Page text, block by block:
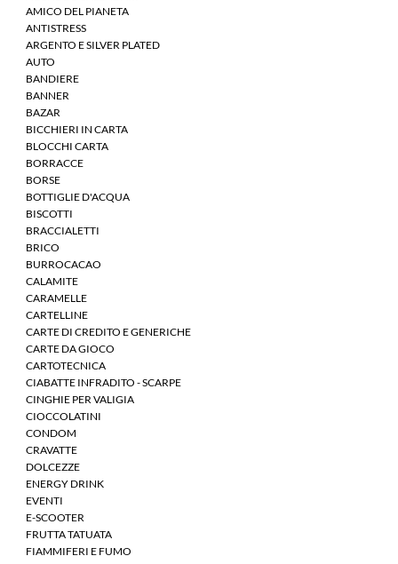
AMICO DEL PIANETA
ANTISTRESS
ARGENTO E SILVER PLATED
AUTO
BANDIERE
BANNER
BAZAR
BICCHIERI IN CARTA
BLOCCHI CARTA
BORRACCE
BORSE
BOTTIGLIE D'ACQUA
BISCOTTI
BRACCIALETTI
BRICO
BURROCACAO
CALAMITE
CARAMELLE
CARTELLINE
CARTE DI CREDITO E GENERICHE
CARTE DA GIOCO
CARTOTECNICA
CIABATTE INFRADITO - SCARPE
CINGHIE PER VALIGIA
CIOCCOLATINI
CONDOM
CRAVATTE
DOLCEZZE
ENERGY DRINK
EVENTI
E-SCOOTER
FRUTTA TATUATA
FIAMMIFERI E FUMO